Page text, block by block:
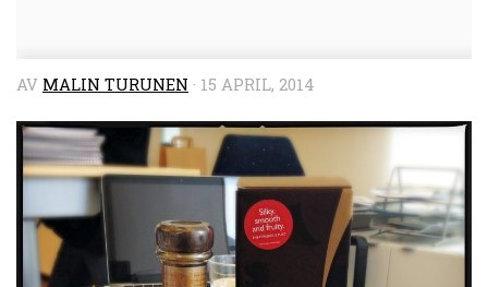
AV MALIN TURUNEN · 15 APRIL, 2014